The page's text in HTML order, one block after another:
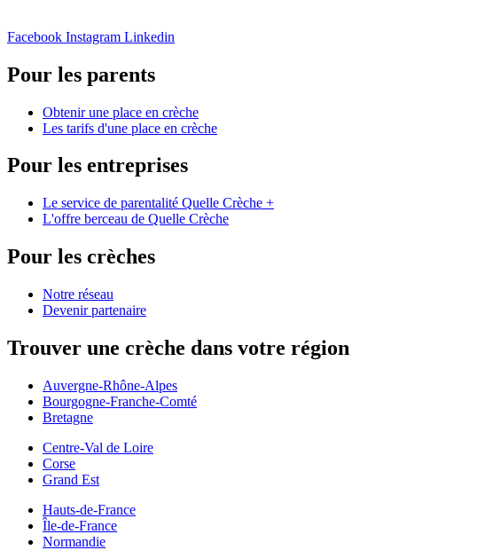
Facebook Instagram Linkedin
Pour les parents
Obtenir une place en crèche
Les tarifs d'une place en crèche
Pour les entreprises
Le service de parentalité Quelle Crèche +
L'offre berceau de Quelle Crèche
Pour les crèches
Notre réseau
Devenir partenaire
Trouver une crèche dans votre région
Auvergne-Rhône-Alpes
Bourgogne-Franche-Comté
Bretagne
Centre-Val de Loire
Corse
Grand Est
Hauts-de-France
Île-de-France
Normandie